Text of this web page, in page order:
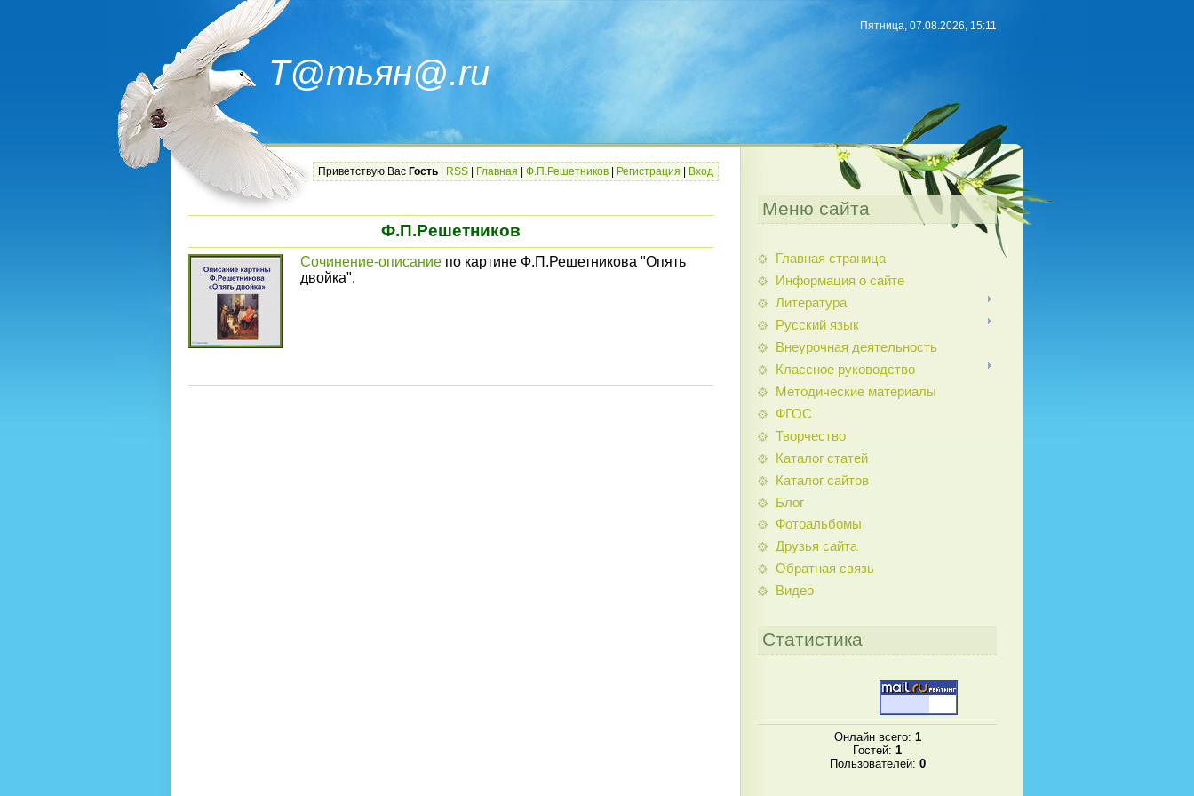
Т@тьян@.ru
Пятница, 07.08.2026, 15:11
Приветствую Вас Гость RSS Главная Ф.П.Решетников Регистрация Вход
Ф.П.Решетников
Сочинение-описание по картине Ф.П.Решетникова "Опять
двойка".
Меню сайта
Главная страница
Информация о сайте
Литература
Русский язык
Внеурочная деятельность
Классное руководство
Методические материалы
ФГОС
Творчество
Каталог статей
Каталог сайтов
Блог
Фотоальбомы
Друзья сайта
Обратная связь
Видео
Статистика
Онлайн всего: 1
Гостей: 1
Пользователей: 0